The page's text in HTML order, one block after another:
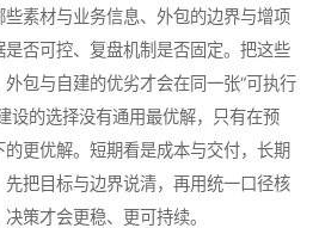
素材与业务信息、外包的边界与增项
否可控、复盘机制是否固定。把这些
包与自建的优劣才会在同一张“可执行
设的选择没有通用最优解，只有在预
更优解。短期看是成本与交付，长期
把目标与边界说清，再用统一口径核
策才会更稳、更可持续。